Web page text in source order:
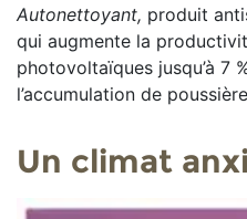
Autonettoyant, produit
qui augmente la
photovoltaïques jusqu’à 7
l’accumulation de
Un climat